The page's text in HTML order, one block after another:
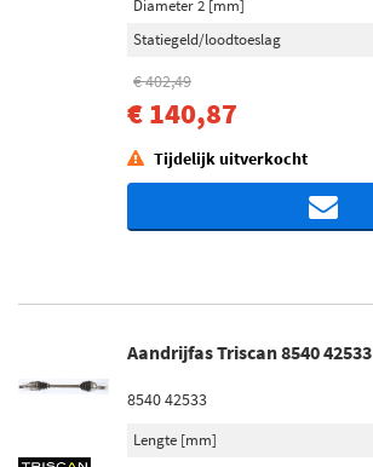
Diameter 2 [mm]
Statiegeld/loodtoeslag
€ 402,49
€ 140,87
Tijdelijk uitverkocht
Aandrijfas Triscan 8540 42533
8540 42533
Lengte [mm]